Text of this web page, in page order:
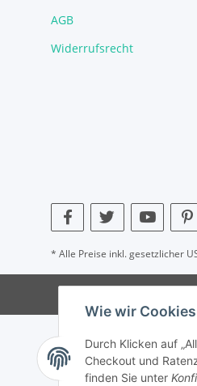
Wie wir
Durch Klicken auf
Checkout und
finden Sie unter
AGB
Widerrufsrecht
* Alle Preise inkl. gesetzlicher